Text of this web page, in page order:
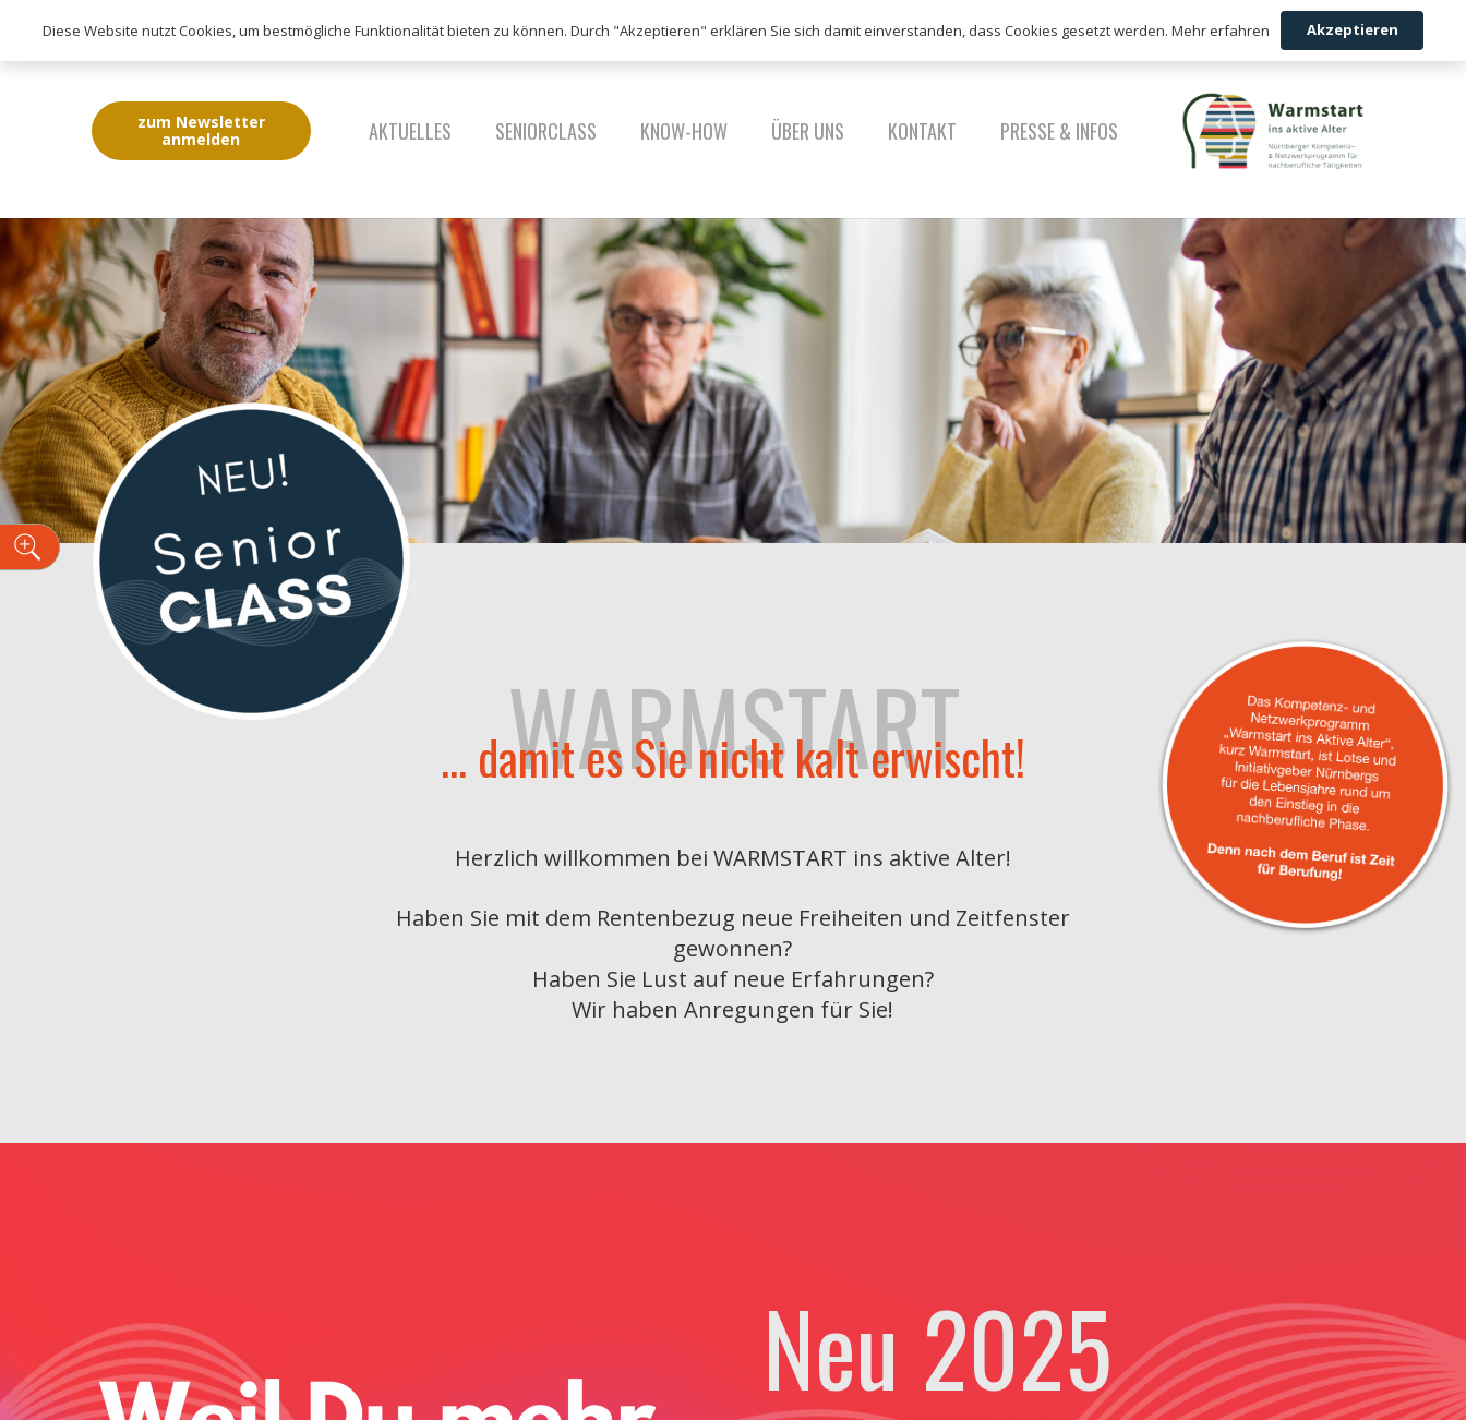
Folgen Sie uns bei @alterngestalten
zum Newsletter
anmelden
AKTUELLES SENIORCLASS KNOW-HOW ÜBER UNS KONTAKT PRESSE & INFOS
WARMSTART
… damit es Sie nicht kalt erwischt!
Herzlich willkommen bei WARMSTART ins aktive Alter!
Haben Sie mit dem Rentenbezug neue Freiheiten und Zeitfenster
gewonnen?
Haben Sie Lust auf neue Erfahrungen?
Wir haben Anregungen für Sie!
Neu 2025
Diese Website nutzt Cookies, um bestmögliche Funktionalität bieten zu können. Durch "Akzeptieren" erklären Sie sich damit einverstanden, dass Cookies gesetzt werden.Mehr erfahren Akzeptieren